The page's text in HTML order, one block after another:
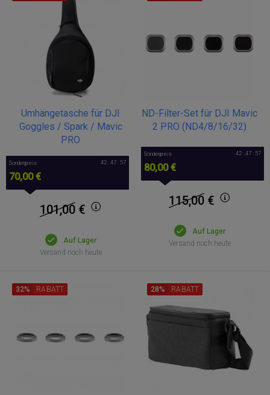
Umhängetasche für DJI
Goggles / Spark / Mavic
PRO
Sonderpreis
70,00 €
42 : 47 : 57
101,00 €
Auf Lager
Versand noch heute
ND-Filter-Set für DJI Mavic
2 PRO (ND4/8/16/32)
Sonderpreis
80,00 €
42 : 47 : 57
115,00 €
Auf Lager
Versand noch heute
32% RABATT 28% RABATT